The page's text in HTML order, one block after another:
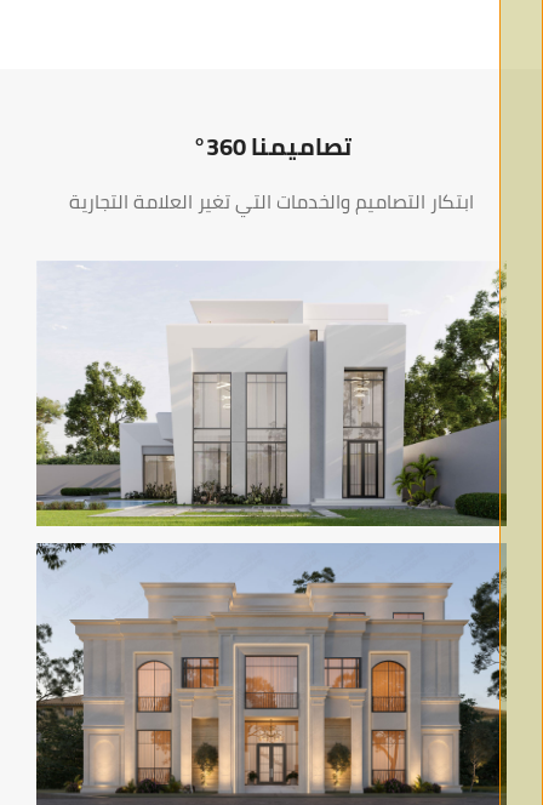
تصاميمنا 360°
ابتكار التصاميم والخدمات التي تغير العلامة التجارية
Innovation 006
View 360° Video
Innovation 002
View 360° Video